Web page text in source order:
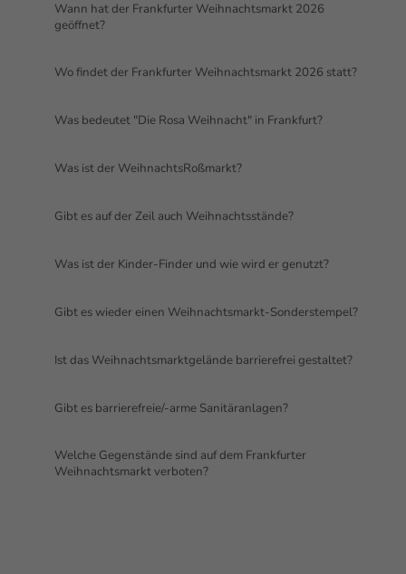
Wann hat der Frankfurter Weihnachtsmarkt 2026
geöffnet?
Wo findet der Frankfurter Weihnachtsmarkt 2026 statt?
Was bedeutet "Die Rosa Weihnacht" in Frankfurt?
Was ist der WeihnachtsRoßmarkt?
Gibt es auf der Zeil auch Weihnachtsstände?
Was ist der Kinder-Finder und wie wird er genutzt?
Gibt es wieder einen Weihnachtsmarkt-Sonderstempel?
Ist das Weihnachtsmarktgelände barrierefrei gestaltet?
Gibt es barrierefreie/-arme Sanitäranlagen?
Welche Gegenstände sind auf dem Frankfurter
Weihnachtsmarkt verboten?